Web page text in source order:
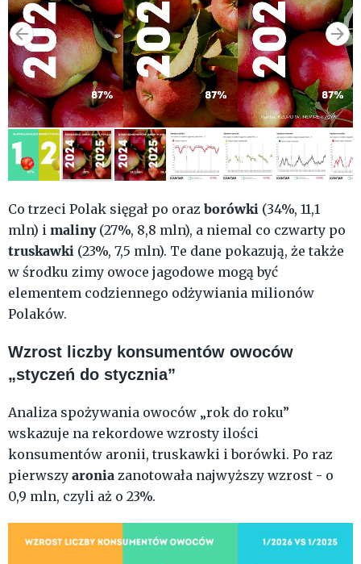
Co trzeci Polak sięgał po oraz borówki (34%, 11,1
mln) i maliny(27%, 8,8 mln), a niemal co czwarty po
truskawki (23%, 7,5 mln). Te dane pokazują, że także
w środku zimy owoce jagodowe mogą być
elementem codziennego odżywiania milionów
Polaków.
Wzrost liczby konsumentów owoców
„styczeń do stycznia”
Analiza spożywania owoców „rok do roku”
wskazuje na rekordowe wzrosty ilości
konsumentów aronii, truskawki i borówki. Po raz
pierwszy aronia zanotowała najwyższy wzrost - o
0,9 mln, czyli aż o 23%.